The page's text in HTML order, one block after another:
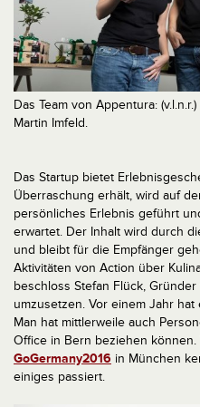
Das Team von Appentura:
Martin Imfeld.
Das Startup bietet
Überraschung erhält, wird auf
persönliches Erlebnis geführt
erwartet. Der Inhalt wird durch
und bleibt für die Empfänger
Aktivitäten von Action über
beschloss Stefan Flück,
umzusetzen. Vor einem Jahr
Man hat mittlerweile auch
Office in Bern beziehen
GoGermany2016 in München
einiges passiert.